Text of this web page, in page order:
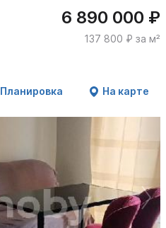
6 890 000 ₽
137 800 ₽ за м²
Планировка На карте